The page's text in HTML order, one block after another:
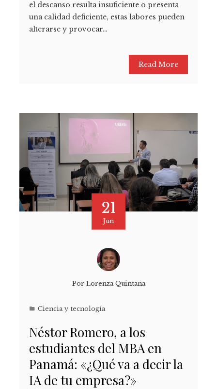
el descanso resulta insuficiente o presenta
una calidad deficiente, estas labores pueden
alterarse y provocar…
Read More
21
Jun
Por Lorenza Quintana
Ciencia y tecnología
Néstor Romero, a los
estudiantes del MBA en
Panamá: «¿Qué va a decir la
IA de tu empresa?»